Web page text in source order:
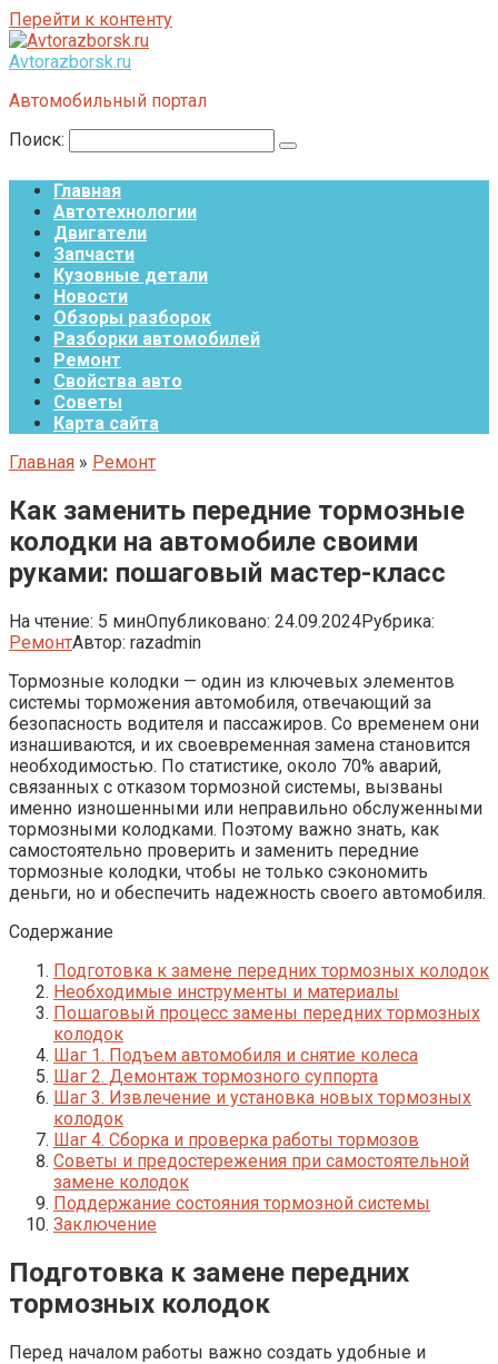
Перейти к контенту
Avtorazborsk.ru
Автомобильный портал
Поиск:
Главная
Автотехнологии
Двигатели
Запчасти
Кузовные детали
Новости
Обзоры разборок
Разборки автомобилей
Ремонт
Свойства авто
Советы
Карта сайта
Главная » Ремонт
Как заменить передние тормозные
колодки на автомобиле своими
руками: пошаговый мастер-класс
На чтение: 5 минОпубликовано: 24.09.2024Рубрика:
РемонтАвтор: razadmin
Тормозные колодки — один из ключевых элементов
системы торможения автомобиля, отвечающий за
безопасность водителя и пассажиров. Со временем они
изнашиваются, и их своевременная замена становится
необходимостью. По статистике, около 70% аварий,
связанных с отказом тормозной системы, вызваны
именно изношенными или неправильно обслуженными
тормозными колодками. Поэтому важно знать, как
самостоятельно проверить и заменить передние
тормозные колодки, чтобы не только сэкономить
деньги, но и обеспечить надежность своего автомобиля.
Содержание
Подготовка к замене передних тормозных колодок
Необходимые инструменты и материалы
Пошаговый процесс замены передних тормозных
колодок
Шаг 1. Подъем автомобиля и снятие колеса
Шаг 2. Демонтаж тормозного суппорта
Шаг 3. Извлечение и установка новых тормозных
колодок
Шаг 4. Сборка и проверка работы тормозов
Советы и предостережения при самостоятельной
замене колодок
Поддержание состояния тормозной системы
Заключение
Подготовка к замене передних
тормозных колодок
Перед началом работы важно создать удобные и